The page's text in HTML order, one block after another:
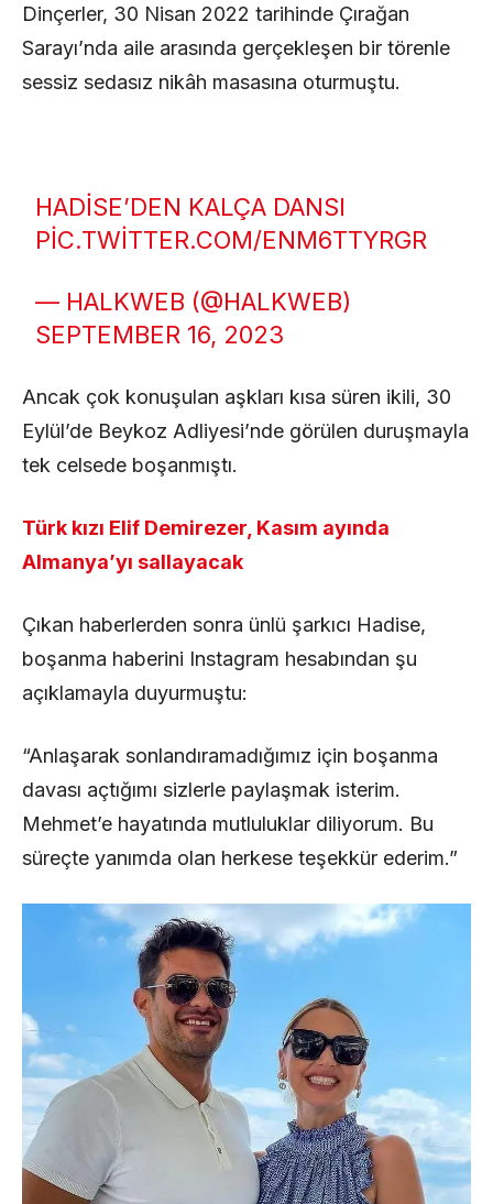
Dinçerler, 30 Nisan 2022 tarihinde Çırağan
Sarayı’nda aile arasında gerçekleşen bir törenle
sessiz sedasız nikâh masasına oturmuştu.
HADISE’DEN KALÇA DANSI
PIC.TWITTER.COM/ENM6TTYRGR
— HALKWEB (@HALKWEB)
SEPTEMBER 16, 2023
Ancak çok konuşulan aşkları kısa süren ikili, 30
Eylül’de Beykoz Adliyesi’nde görülen duruşmayla
tek celsede boşanmıştı.
Türk kızı Elif Demirezer, Kasım ayında
Almanya’yı sallayacak
Çıkan haberlerden sonra ünlü şarkıcı Hadise,
boşanma haberini Instagram hesabından şu
açıklamayla duyurmuştu:
“Anlaşarak sonlandıramadığımız için boşanma
davası açtığımı sizlerle paylaşmak isterim.
Mehmet’e hayatında mutluluklar diliyorum. Bu
süreçte yanımda olan herkese teşekkür ederim.”